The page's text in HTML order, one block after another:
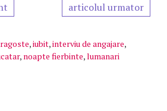
articolul urmator
,iubit,interviu de angajare,
, noapte fierbinte,lumanari